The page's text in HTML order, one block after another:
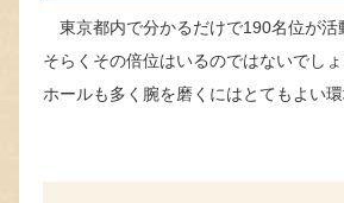
東京都内で分かるだけで190名位が活
そらくその倍位はいるのではないでし
ホールも多く腕を磨くにはとてもよい環